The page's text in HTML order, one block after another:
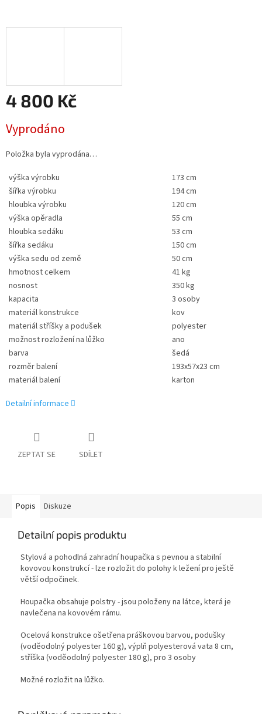
4 800 Kč
cena:
Vyprodáno
Položka byla vyprodána…
výška výrobku
173 cm
šířka výrobku
194 cm
hloubka výrobku
120 cm
výška opěradla
55 cm
hloubka sedáku
53 cm
šířka sedáku
150 cm
výška sedu od země
50 cm
hmotnost celkem
41 kg
nosnost
350 kg
kapacita
3 osoby
materiál konstrukce
kov
materiál stříšky a podušek
polyester
možnost rozložení na lůžko
ano
barva
šedá
rozměr balení
193x57x23 cm
materiál balení
karton
Detailní informace
ZEPTAT SE SDÍLET
Popis Diskuze
Detailní popis produktu
Stylová a pohodlná zahradní houpačka s pevnou a stabilní
kovovou konstrukcí - lze rozložit do polohy k ležení pro ještě
větší odpočinek.
Houpačka obsahuje polstry - jsou položeny na látce, která je
navlečena na kovovém rámu.
Ocelová konstrukce ošetřena práškovou barvou, podušky
(voděodolný polyester 160 g), výplň polyesterová vata 8 cm,
stříška (voděodolný polyester 180 g), pro 3 osoby
Možné rozložit na lůžko.